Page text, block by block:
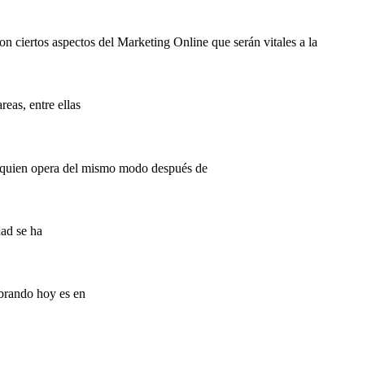
ciertos aspectos del Marketing Online que serán vitales a la
entre ellas
opera del mismo modo después de
se ha
hoy es en